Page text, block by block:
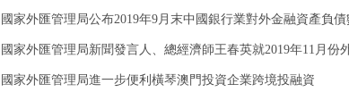
國家外匯管理局公布2019年9月末中國銀行業對外金融資產負債
國家外匯管理局新聞發言人、總經濟師王春英就2019年11月份
國家外匯管理局進一步便利橫琴澳門投資企業跨境投融資